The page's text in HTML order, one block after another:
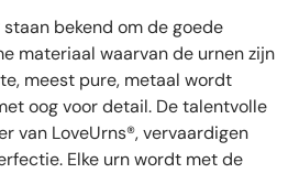
staan bekend om de goede
materiaal waarvan de urnen zijn
meest pure, metaal wordt
oog voor detail. De talentvolle
van LoveUrns®, vervaardigen
Elke urn wordt met de